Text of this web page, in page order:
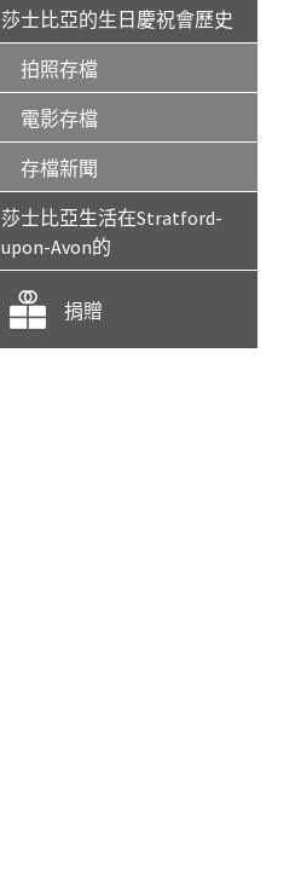
莎士比亞的生日慶祝會歷史
拍照存檔
電影存檔
存檔新聞
莎士比亞生活在Stratford-
upon-Avon的
捐贈